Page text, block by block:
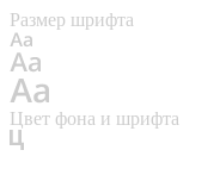
Размер шрифта
Цвет фона и шрифта